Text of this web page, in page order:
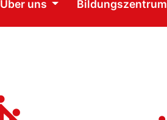
Über uns Bildungszentrum